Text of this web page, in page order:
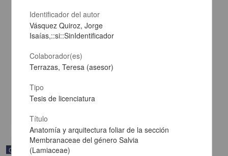
Carta de José María Maytorena a Francisco I. Madero en la que
informa se irá a la costa por prescripción médica
[sin fecha]
Multidisciplina
Correspondencia postal
Identificador del autor
Vásquez Quiroz, Jorge
Isaías,::si::SinIdentificador
Colaborador(es)
Terrazas, Teresa (asesor)
Tipo
Tesis de licenciatura
Título
Anatomía y arquitectura foliar de la sección
Membranaceae del género Salvia
(Lamiaceae)